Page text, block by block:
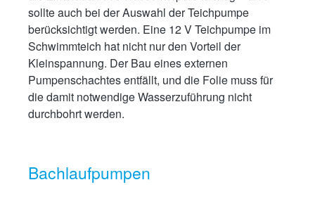
sollte auch bei der Auswahl der Teichpumpe
berücksichtigt werden. Eine 12 V Teichpumpe im
Schwimmteich hat nicht nur den Vorteil der
Kleinspannung. Der Bau eines externen
Pumpenschachtes entfällt, und die Folie muss für
die damit notwendige Wasserzuführung nicht
durchbohrt werden.
Bachlaufpumpen